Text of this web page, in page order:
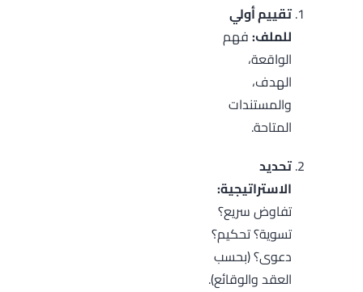
تقييم أولي
للملف:فهم
الواقعة،
الهدف،
والمستندات
المتاحة.
تحديد
الاستراتيجية:
تفاوض سريع؟
تسوية؟ تحكيم؟
دعوى؟ (بحسب
العقد والوقائع).